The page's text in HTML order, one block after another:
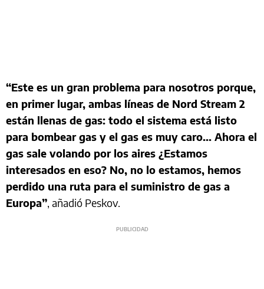
“Este es un gran problema para nosotros porque,
en primer lugar, ambas líneas de Nord Stream 2
están llenas de gas: todo el sistema está listo
para bombear gas y el gas es muy caro... Ahora el
gas sale volando por los aires ¿Estamos
interesados ​​en eso? No, no lo estamos, hemos
perdido una ruta para el suministro de gas a
Europa”, añadió Peskov.